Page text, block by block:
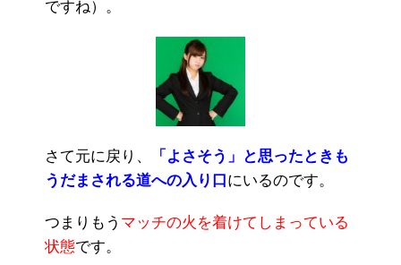
ですね）。
さて元に戻り、
「よさそう」と思ったときも
うだまされる道への入り口 にいるのです。
つまりもう マッチの火を着けてしまっている
状態です。